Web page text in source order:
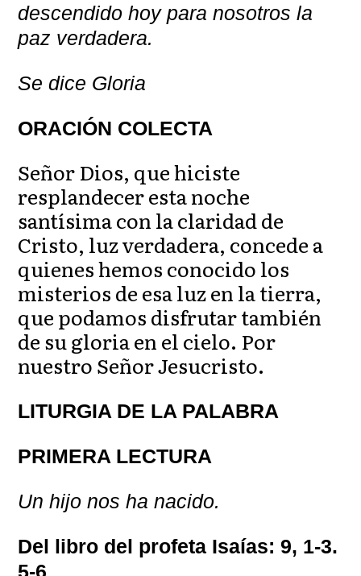
descendido hoy para nosotros la
paz verdadera.
Se dice Gloria
ORACIÓN COLECTA
Señor Dios, que hiciste
resplandecer esta noche
santísima con la claridad de
Cristo, luz verdadera, concede a
quienes hemos conocido los
misterios de esa luz en la tierra,
que podamos disfrutar también
de su gloria en el cielo. Por
nuestro Señor Jesucristo.
LITURGIA DE LA PALABRA
PRIMERA LECTURA
Un hijo nos ha nacido.
Del libro del profeta Isaías: 9, 1-3.
5-6